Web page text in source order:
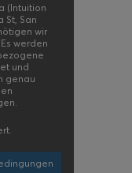
(Intuition
St, San
wir
werden
und
genau